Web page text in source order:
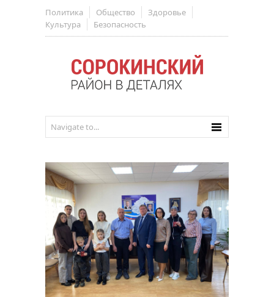
Политика Общество
Здоровье
Культура
Безопасность